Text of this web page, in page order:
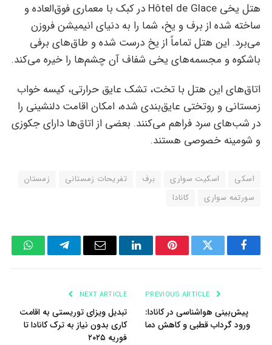
هتل یخی Hôtel de Glace در کبک با معماری فوق‌العاده‌ و
ساخته شده از برف و یخ، شما را به دنیای انیمیشن فروزن
می‌برد. این هتل تماماً از یخ درست شده و طاق‌های برفی
باشکوه و مجسمه‌های یخی شفاف آن چشم‌ها را خیره می‌کند.
اتاق‌های این هتل با تخت، تشک عایق حرارتی، کیسه خواب
زمستانی و روتختی عایق‌بندی شده، امکان اقامت دلنشینی را
در شب‌های سرد فراهم می‌کنند. بعضی از اتاق‌ها دارای جکوزی
و شومینه خصوصی هستند.
اسکی اسکیت سواری برف تفریحات زمستانی
زمستان
سورتمه سواری
کانادا
Facebook
Twitter
Pinterest
LinkedIn
Email
Telegram
پیش‌بینی هواشناسی در کانادا:
ورود گرداب قطبی و کاهش دما
NEXT ARTICLE
تبدیل ویزای توریستی به اقامت
کاری بدون نیاز به ترک کانادا تا
فوریه ۲۰۲۵